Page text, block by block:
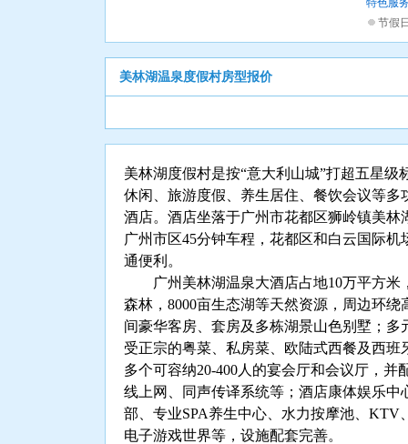
特色服
节假
美林湖温泉度假村房型报价
美林湖度假村是按“意大利山城”打超五星级
休闲、旅游度假、养生居住、餐饮会议等多
酒店。酒店坐落于广州市花都区狮岭镇美林
广州市区45分钟车程，花都区和白云国际机
通便利。
广州美林湖温泉大酒店占地10万平方米
森林，8000亩生态湖等天然资源，周边环绕
间豪华客房、套房及多栋湖景山色别墅；多
受正宗的粤菜、私房菜、欧陆式西餐及西班
多个可容纳20-400人的宴会厅和会议厅，并
线上网、同声传译系统等；酒店康体娱乐中
部、专业SPA养生中心、水力按摩池、KTV
电子游戏世界等，设施配套完善。